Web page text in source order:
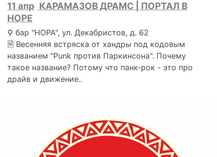
11 апр КАРАМАЗОВ ДРАМС | ПОРТАЛ В
НОРЕ
⚲ бар "НОРА", ул. Декабристов, д. 62
🗎 Весенняя встряска от хандры под кодовым
названием "Punk против Паркинсона". Почему
такое название? Потому что панк-рок - это про
драйв и движение..